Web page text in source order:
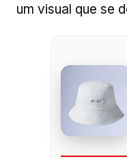
um visual que se